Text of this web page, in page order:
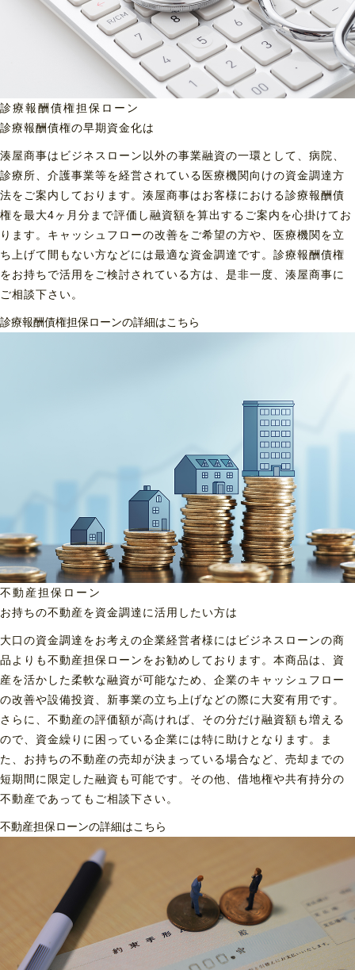
診療報酬債権担保ローン
診療報酬債権の早期資金化は
湊屋商事はビジネスローン以外の事業融資の一環として、病院、
診療所、介護事業等を経営されている医療機関向けの資金調達方
法をご案内しております。湊屋商事はお客様における診療報酬債
権を最大4ヶ月分まで評価し融資額を算出するご案内を心掛けてお
ります。キャッシュフローの改善をご希望の方や、医療機関を立
ち上げて間もない方などには最適な資金調達です。診療報酬債権
をお持ちで活用をご検討されている方は、是非一度、湊屋商事に
ご相談下さい。
診療報酬債権担保ローンの詳細はこちら
不動産担保ローン
お持ちの不動産を資金調達に活用したい方は
大口の資金調達をお考えの企業経営者様にはビジネスローンの商
品よりも不動産担保ローンをお勧めしております。本商品は、資
産を活かした柔軟な融資が可能なため、企業のキャッシュフロー
の改善や設備投資、新事業の立ち上げなどの際に大変有用です。
さらに、不動産の評価額が高ければ、その分だけ融資額も増える
ので、資金繰りに困っている企業には特に助けとなります。ま
た、お持ちの不動産の売却が決まっている場合など、売却までの
短期間に限定した融資も可能です。その他、借地権や共有持分の
不動産であってもご相談下さい。
不動産担保ローンの詳細はこちら